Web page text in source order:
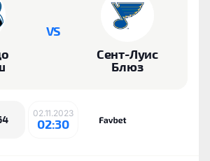
VS
Сент-Луис
Блюз
02.11.2023
02:30